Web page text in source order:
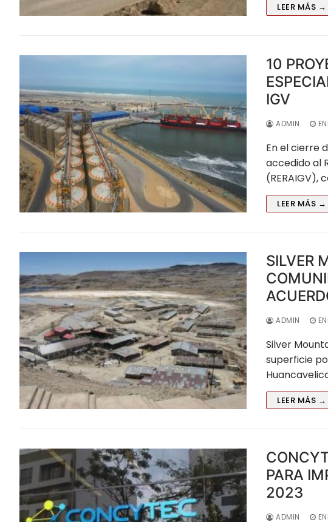
LEER MÁS →
10
IGV
ADMIN
En el cierre
accedido al
(RERAIGV),
LEER MÁS →
SILVER
ADMIN
Silver
superficie
LEER MÁS →
PARA
2023
ADMIN